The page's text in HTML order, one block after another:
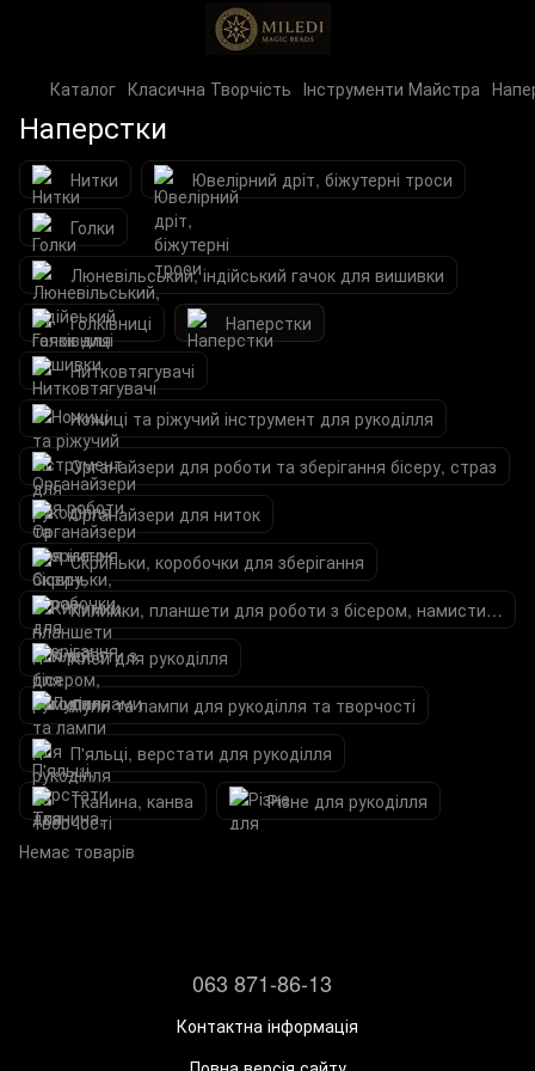
Каталог Класична Творчість Інструменти Майстра
Наперстки
Нитки
Ювелірний дріт, біжутерні троси
Голки
Люневільський, індійський гачок для вишивки
Голківниці
Наперстки
Нитковтягувачі
Ножиці та ріжучий інструмент для рукоділля
Органайзери для роботи та зберігання бісеру, страз
Органайзери для ниток
Скриньки, коробочки для зберігання
Килимки, планшети для роботи з бісером, намистинами
Клей для рукоділля
Лупи та лампи для рукоділля та творчості
П'яльці, верстати для рукоділля
Тканина, канва
Різне для рукоділля
Немає товарів
063 871-86-13
Контактна інформація